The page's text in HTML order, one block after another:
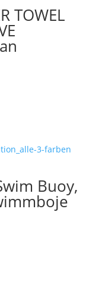
TOWEL
Buoy,